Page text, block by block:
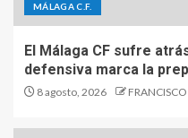
MÁLAGA C.F.
El Málaga CF sufre
defensiva marca la
8 agosto, 2026 FRANCISCO